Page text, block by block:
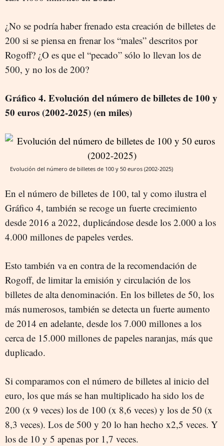
¿No se podría haber frenado esta creación de billetes de
200 si se piensa en frenar los “males” descritos por
Rogoff? ¿O es que el “pecado” sólo lo llevan los de
500, y no los de 200?
Gráfico 4. Evolución del número de billetes de 100 y
50 euros (2002-2025) (en miles)
Evolución del número de billetes de 100 y 50 euros (2002-2025)
En el número de billetes de 100, tal y como ilustra el
Gráfico 4, también se recoge un fuerte crecimiento
desde 2016 a 2022, duplicándose desde los 2.000 a los
4.000 millones de papeles verdes.
Esto también va en contra de la recomendación de
Rogoff, de limitar la emisión y circulación de los
billetes de alta denominación. En los billetes de 50, los
más numerosos, también se detecta un fuerte aumento
de 2014 en adelante, desde los 7.000 millones a los
cerca de 15.000 millones de papeles naranjas, más que
duplicado.
Si comparamos con el número de billetes al inicio del
euro, los que más se han multiplicado ha sido los de
200 (x 9 veces) los de 100 (x 8,6 veces) y los de 50 (x
8,3 veces). Los de 500 y 20 lo han hecho x2,5 veces. Y
los de 10 y 5 apenas por 1,7 veces.